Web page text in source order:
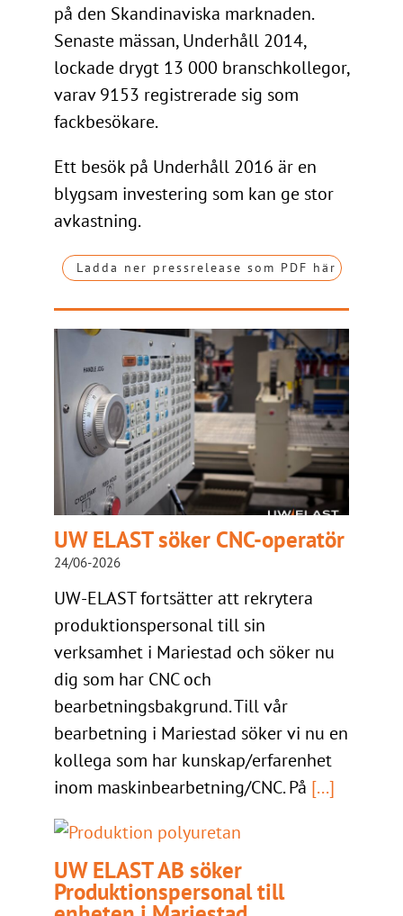
på den Skandinaviska marknaden.
Senaste mässan, Underhåll 2014,
lockade drygt 13 000 branschkollegor,
varav 9153 registrerade sig som
fackbesökare.
Ett besök på Underhåll 2016 är en
blygsam investering som kan ge stor
avkastning.
Ladda ner pressrelease som PDF här
UW ELAST söker CNC-operatör
24/06-2026
UW-ELAST fortsätter att rekrytera
produktionspersonal till sin
verksamhet i Mariestad och söker nu
dig som har CNC och
bearbetningsbakgrund. Till vår
bearbetning i Mariestad söker vi nu en
kollega som har kunskap/erfarenhet
inom maskinbearbetning/CNC. På [...]
UW ELAST AB söker
Produktionspersonal till